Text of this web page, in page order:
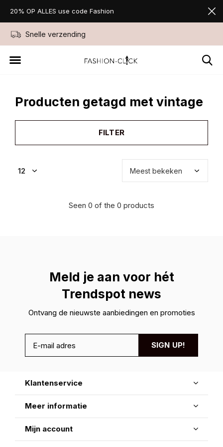
Snelle verzending
20% OP ALLES use code Fashion
Producten getagd met vintage
FILTER
Seen 0 of the 0 products
Meld je aan voor hét
Trendspot news
Ontvang de nieuwste aanbiedingen en promoties
SIGN UP!
Klantenservice
Meer informatie
Mijn account